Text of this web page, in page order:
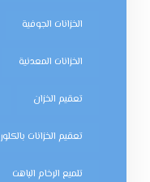
الخزانات الجوفية
الخزانات المعدنية
تعقيم الخزان
تعقيم الخزانات بالكلور
تلميع الرخام الباهت